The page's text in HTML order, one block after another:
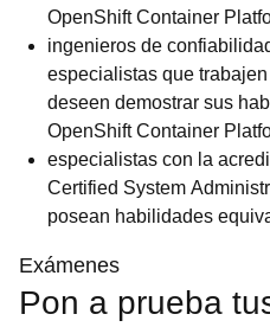
OpenShift Container
ingenieros de
especialistas que
deseen demostrar sus
OpenShift Container
especialistas con la
Certified System
posean habilidades
Exámenes
Pon a prueba